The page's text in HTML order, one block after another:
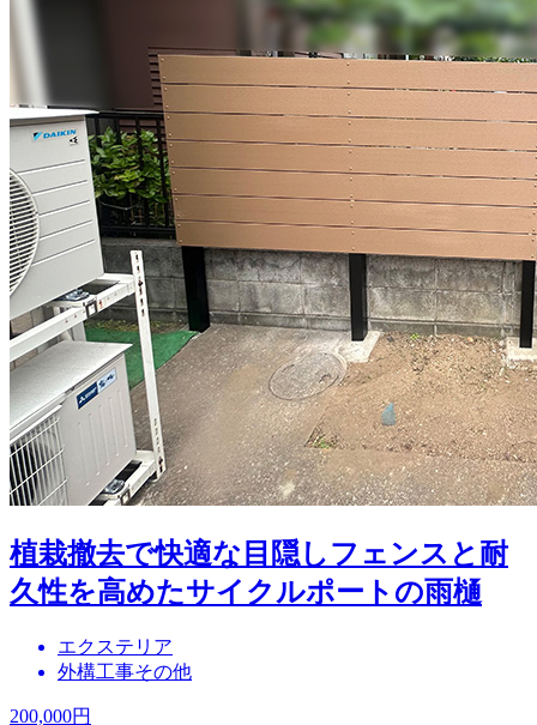
植栽撤去で快適な目隠しフェンスと耐
久性を高めたサイクルポートの雨樋
エクステリア
外構工事その他
200,000円